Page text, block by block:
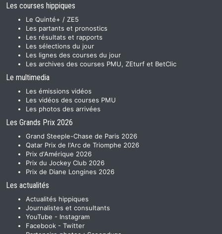
Les courses hippiques
Le Quinté+ / ZE5
Les partants et pronostics
Les résultats et rapports
Les sélections du jour
Les lignes des courses du jour
Les archives des courses PMU, ZEturf et BetClic
Le multimedia
Les émissions vidéos
Les vidéos des courses PMU
Les photos des arrivées
Les Grands Prix 2026
Grand Steeple-Chase de Paris 2026
Qatar Prix de l'Arc de Triomphe 2026
Prix d'Amérique 2026
Prix du Jockey Club 2026
Prix de Diane Longines 2026
Les actualités
Actualités hippiques
Journalistes et consultants
YouTube - Instagram
Facebook - Twitter